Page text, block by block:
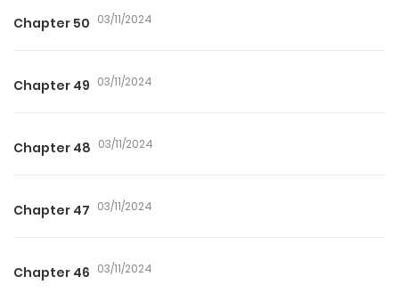
Chapter 50 03/11/2024
Chapter 49 03/11/2024
Chapter 48 03/11/2024
Chapter 47 03/11/2024
Chapter 46 03/11/2024